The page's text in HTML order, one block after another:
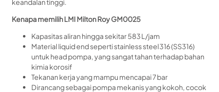
keandalan tinggi.
Kenapa memilih LMI Milton Roy GM0025
Kapasitas aliran hingga sekitar 583 L/jam
Material liquid end seperti stainless steel 316 (SS316)
untuk head pompa, yang sangat tahan terhadap bahan
kimia korosif
Tekanan kerja yang mampu mencapai 7 bar
Dirancang sebagai pompa mekanis yang kokoh, cocok